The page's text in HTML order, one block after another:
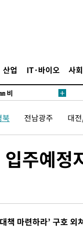
산업 IT·바이오 사회
비
비
1.3%↑
전남광주 대
주예정
책 마련하라’ 구호 외